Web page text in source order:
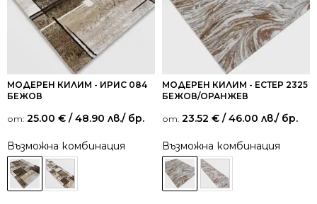
МОДЕРЕН КИЛИМ - ИРИС 084
БЕЖОВ
от: 25.00 € / 48.90 лв./ бр.
Възможна комбинация
МОДЕРЕН КИЛИМ - ЕСТЕР 2325
БЕЖОВ/ОРАНЖЕВ
от: 23.52 € / 46.00 лв./ бр.
Възможна комбинация